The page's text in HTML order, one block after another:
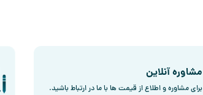
مشاوره آنلاین
برای مشاوره و اطلاع از قیمت ها با ما در ارتباط باشید.